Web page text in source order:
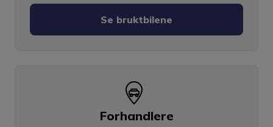
Se bruktbilene
Forhandlere